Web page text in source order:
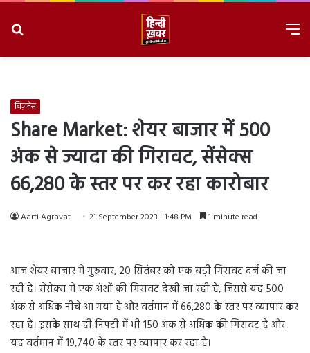
बिज़नेस
Share Market: शेयर बाजार में 500
अंक से ज्यादा की गिरावट, सेंसेक्स
66,280 के स्तर पर कर रहा कारोबार
Aarti Agravat 21 September 2023 - 1:48 PM 1 minute read
आज शेयर बाजार में गुरुवार, 20 सितंबर को एक बड़ी गिरावट दर्ज की जा
रही है। सेंसेक्स में एक अंशों की गिरावट देखी जा रही है, जिससे यह 500
अंक से अधिक नीचे आ गया है और वर्तमान में 66,280 के स्तर पर व्यापार कर
रहा है। इसके साथ ही निफ्टी में भी 150 अंक से अधिक की गिरावट है और
यह वर्तमान में 19,740 के स्तर पर व्यापार कर रहा है।